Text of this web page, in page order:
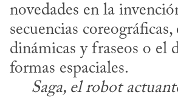
novedades en la
secuencias
dinámicas y fraseos o el
formas espaciales.
Saga, el robot